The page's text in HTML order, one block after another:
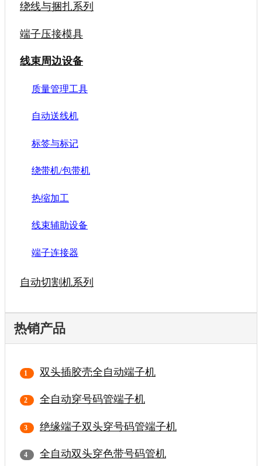
绕线与捆扎系列
端子压接模具
线束周边设备
质量管理工具
自动送线机
标签与标记
绕带机/包带机
热缩加工
线束辅助设备
端子连接器
自动切割机系列
热销产品
双头插胶壳全自动端子机
全自动穿号码管端子机
绝缘端子双头穿号码管端子机
全自动双头穿色带号码管机